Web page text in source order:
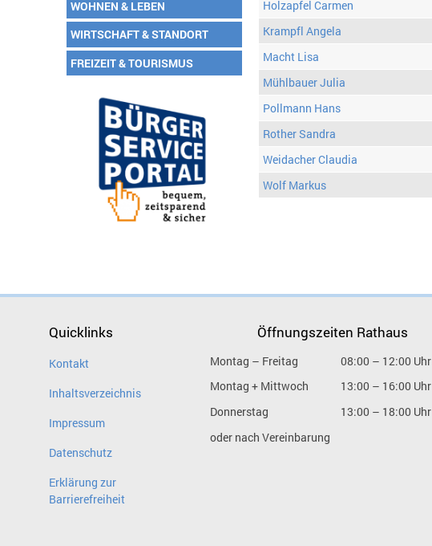
WOHNEN & LEBEN
WIRTSCHAFT & STANDORT
FREIZEIT & TOURISMUS
Holzapfel Carmen
Krampfl Angela
Macht Lisa
Mühlbauer Julia
Pollmann Hans
Rother Sandra
Weidacher Claudia
Wolf Markus
Quicklinks
Kontakt
Inhaltsverzeichnis
Impressum
Datenschutz
Erklärung zur
Barrierefreiheit
Öffnungszeiten Rathaus
Montag – Freitag
08:00 – 12:00 Uhr
Montag + Mittwoch
13:00 – 16:00 Uhr
Donnerstag
13:00 – 18:00 Uhr
oder nach Vereinbarung